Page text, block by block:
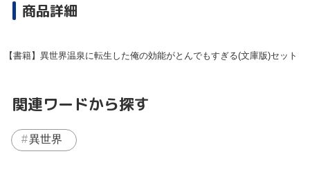
商品詳細
【書籍】異世界温泉に転生した俺の効能がとんでもすぎる(文庫版)セット
関連ワードから探す
異世界